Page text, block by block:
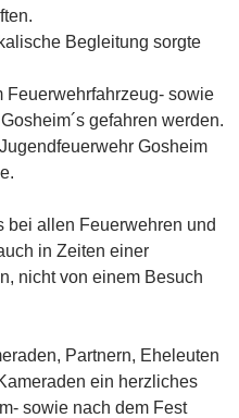
Begleitung sorgte
Feuerwehrfahrzeug- sowie
gefahren werden.
Gosheim
bei allen Feuerwehren und
in Zeiten einer
nicht von einem Besuch
Partnern, Eheleuten
ein herzliches
sowie nach dem Fest